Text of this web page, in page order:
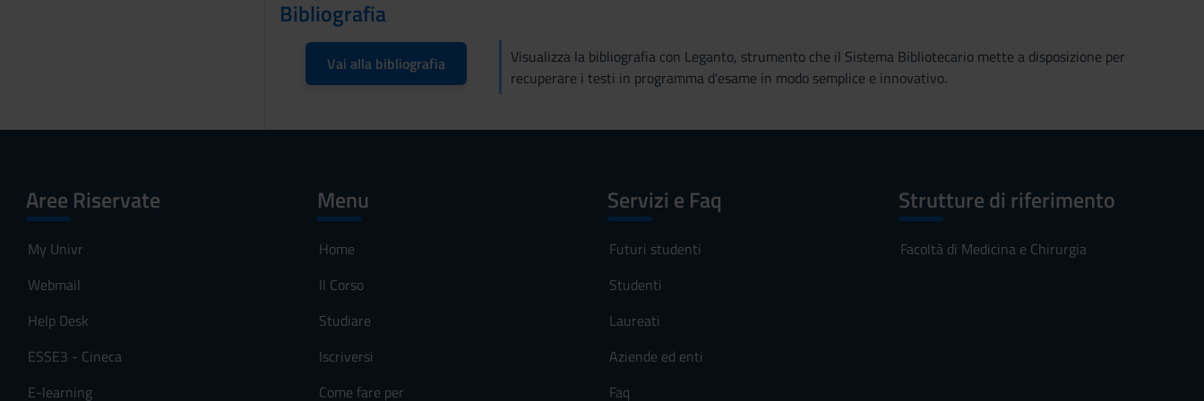
Bibliografia
Vai alla bibliografia
Visualizza la bibliografia con Leganto, strumento che il Sistema Bibliotecario mette a disposizione per
recuperare i testi in programma d'esame in modo semplice e innovativo.
Aree Riservate
My Univr
Webmail
Help Desk
ESSE3 - Cineca
E-learning
Menu
Home
Il Corso
Studiare
Iscriversi
Come fare per
Servizi e Faq
Futuri studenti
Studenti
Laureati
Aziende ed enti
Faq
Strutture di riferimento
Facoltà di Medicina e Chirurgia